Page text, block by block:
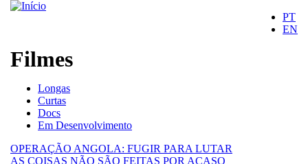
PT
EN
Filmes
Movies
Longas
Curtas
Docs
Em Desenvolvimento
OPERAÇÃO ANGOLA: FUGIR PARA LUTAR
AS COISAS NÃO SÃO FEITAS POR ACASO